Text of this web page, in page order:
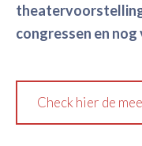
congressen en nog
Check hier de